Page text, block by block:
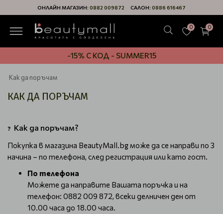
ОНЛАЙН МАГАЗИН: 0882 009872 САЛОН: 0886 616467
0 0
-15% С КОД - SUMMER15
Как да поръчам
КАК ДА ПОРЪЧАМ
❓ Как да поръчам?
Покупка в магазина BeautyMall.bg може да се направи по 3
начина – по телефона, след регистрация или като гост.
По телефона
Можете да направите Вашата поръчка и на
телефон: 0882 009 872, всеки делничен ден от
10.00 часа до 18.00 часа.